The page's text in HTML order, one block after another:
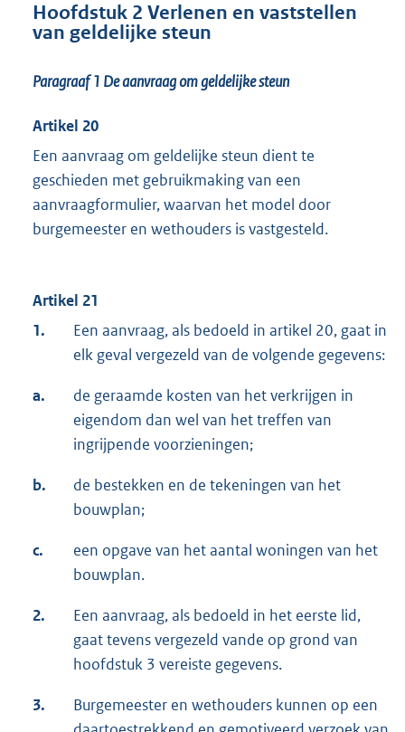
Hoofdstuk 2 Verlenen en vaststellen
van geldelijke steun
Paragraaf 1 De aanvraag om geldelijke steun
Artikel 20
Een aanvraag om geldelijke steun dient te
geschieden met gebruikmaking van een
aanvraagformulier, waarvan het model door
burgemeester en wethouders is vastgesteld.
Artikel 21
1.
Een aanvraag, als bedoeld in artikel 20, gaat in
elk geval vergezeld van de volgende gegevens:
a.
de geraamde kosten van het verkrijgen in
eigendom dan wel van het treffen van
ingrijpende voorzieningen;
b.
de bestekken en de tekeningen van het
bouwplan;
c.
een opgave van het aantal woningen van het
bouwplan.
2.
Een aanvraag, als bedoeld in het eerste lid,
gaat tevens vergezeld vande op grond van
hoofdstuk 3 vereiste gegevens.
3.
Burgemeester en wethouders kunnen op een